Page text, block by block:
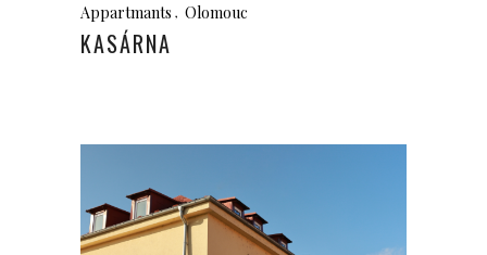
Appartmants Olomouc
KASÁRNA